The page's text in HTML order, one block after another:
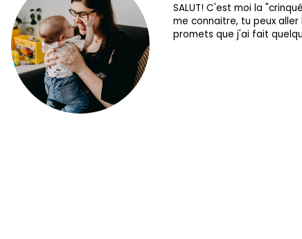
SALUT! C'est moi la
me connaitre, tu peux
promets que j'ai fait